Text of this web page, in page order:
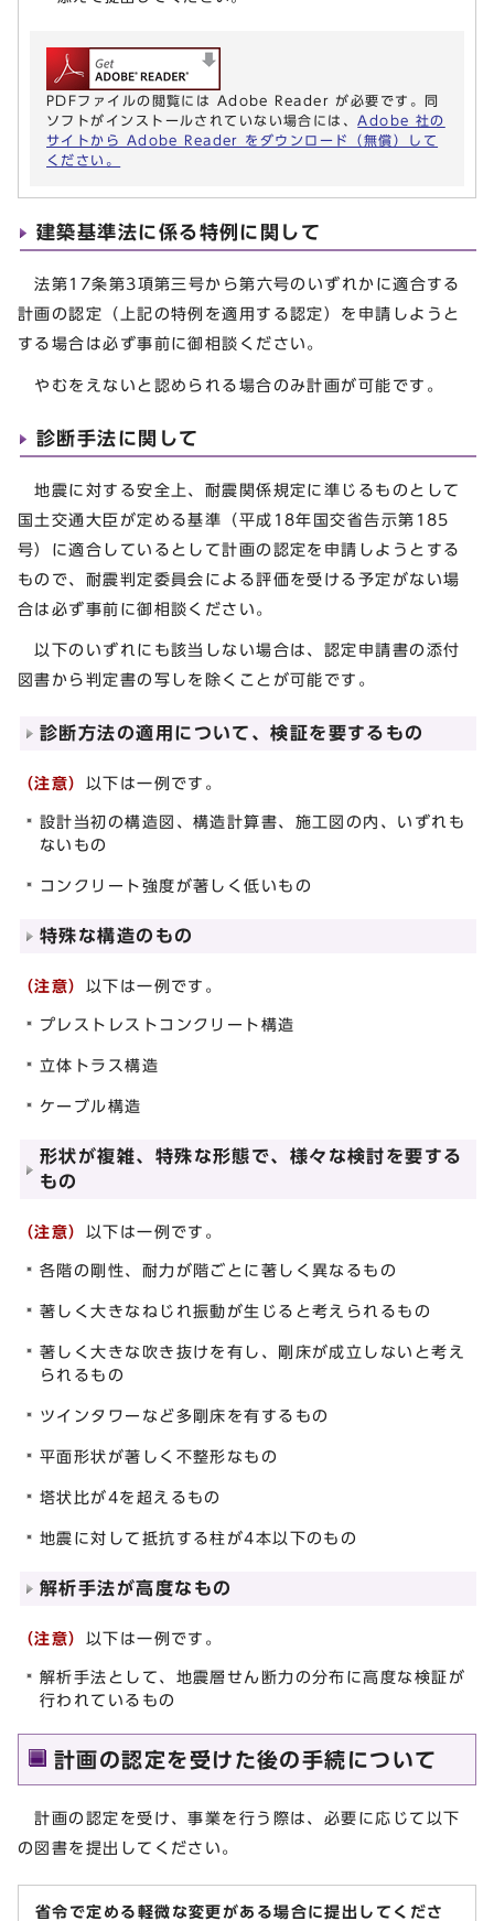
PDFファイルの閲覧には Adobe Reader が必要です。同
ソフトがインストールされていない場合には、 Adobe 社の
サイトから Adobe Reader をダウンロード（無償）して
ください。
建築基準法に係る特例に関して
法第17条第3項第三号から第六号のいずれかに適合する
計画の認定（上記の特例を適用する認定）を申請しようと
する場合は必ず事前に御相談ください。
やむをえないと認められる場合のみ計画が可能です。
診断手法に関して
地震に対する安全上、耐震関係規定に準じるものとして
国土交通大臣が定める基準（平成18年国交省告示第185
号）に適合しているとして計画の認定を申請しようとする
もので、耐震判定委員会による評価を受ける予定がない場
合は必ず事前に御相談ください。
以下のいずれにも該当しない場合は、認定申請書の添付
図書から判定書の写しを除くことが可能です。
診断方法の適用について、検証を要するもの
（注意） 以下は一例です。
設計当初の構造図、構造計算書、施工図の内、いずれも
ないもの
コンクリート強度が著しく低いもの
特殊な構造のもの
（注意） 以下は一例です。
プレストレストコンクリート構造
立体トラス構造
ケーブル構造
形状が複雑、特殊な形態で、様々な検討を要する
もの
（注意） 以下は一例です。
各階の剛性、耐力が階ごとに著しく異なるもの
著しく大きなねじれ振動が生じると考えられるもの
著しく大きな吹き抜けを有し、剛床が成立しないと考え
られるもの
ツインタワーなど多剛床を有するもの
平面形状が著しく不整形なもの
塔状比が4を超えるもの
地震に対して抵抗する柱が4本以下のもの
解析手法が高度なもの
（注意） 以下は一例です。
解析手法として、地震層せん断力の分布に高度な検証が
行われているもの
計画の認定を受けた後の手続について
計画の認定を受け、事業を行う際は、必要に応じて以下
の図書を提出してください。
省令で定める軽微な変更がある場合に提出してくださ